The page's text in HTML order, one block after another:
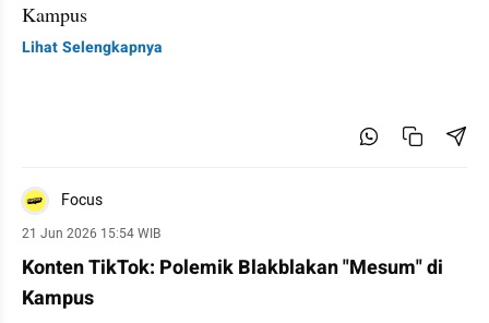
Kampus
Lihat Selengkapnya
Focus
21 Jun 2026 15:54 WIB
Konten TikTok: Polemik Blakblakan "Mesum" di
Kampus